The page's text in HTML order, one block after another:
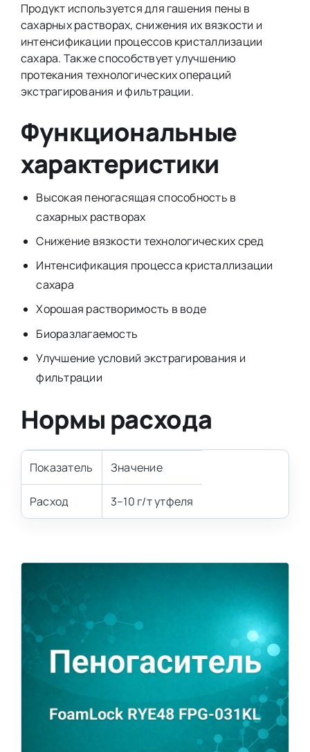
Продукт используется для гашения пены в
сахарных растворах, снижения их вязкости и
интенсификации процессов кристаллизации
сахара. Также способствует улучшению
протекания технологических операций
экстрагирования и фильтрации.
Функциональные
характеристики
Высокая пеногасящая способность в
сахарных растворах
Снижение вязкости технологических сред
Интенсификация процесса кристаллизации
сахара
Хорошая растворимость в воде
Биоразлагаемость
Улучшение условий экстрагирования и
фильтрации
Нормы расхода
Показатель Значение
Расход 3–10 г/т утфеля